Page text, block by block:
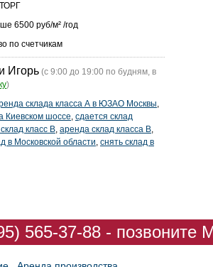
6500 руб/м² /год
по счетчикам
Игорь (с 9:00 до 19:00 по будням, в
)
склада класса А в ЮЗАО Москвы,
Киевском шоссе, сдается склад
класс В, аренда склад класса В,
в Московской области, снять склад в
565-37-88 - позвоните